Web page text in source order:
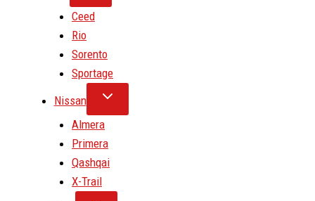
Ceed
Rio
Sorento
Sportage
Nissan
Almera
Primera
Qashqai
X-Trail